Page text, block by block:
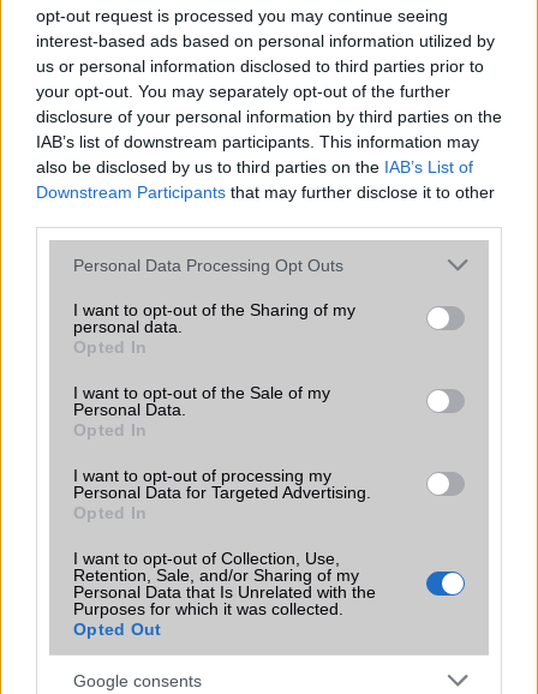
opt-out request is processed you may continue seeing
interest-based ads based on personal information utilized by
us or personal information disclosed to third parties prior to
your opt-out. You may separately opt-out of the further
disclosure of your personal information by third parties on the
IAB’s list of downstream participants. This information may
also be disclosed by us to third parties on the IAB’s List of
Downstream Participants that may further disclose it to other
Please note that this website/app uses one or more Google
not limited to your visit or usage behaviour. You may click to
grant or deny consent to Google and its third-party tags to
use your data for below specified purposes in below Google
consent section.
Personal Data Processing Opt Outs
I want to opt-out of the Sharing of my
personal data.
Opted In
I want to opt-out of the Sale of my
Personal Data.
Opted In
I want to opt-out of processing my
Personal Data for Targeted Advertising.
Opted In
I want to opt-out of Collection, Use,
Retention, Sale, and/or Sharing of my
Personal Data that Is Unrelated with the
Purposes for which it was collected.
Opted Out
Google consents
Euro Gsm
112.000 Ft (új)
Samsung Galaxy S26 Ultra
Euro Gsm
Új korszakot nyit a Xiaomi:
bemutatkozott a Band 10 Pro és az első
clip-on fülhallgató
2026.05.24| GSM Arena
Erősebb egészségfigyelés, fényesebb kijelző és